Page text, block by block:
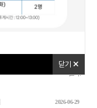
닫기
더보기+
2026-06-29